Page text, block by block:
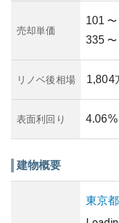
維持とリスク軽減に
ためには、管理組合
売却単価
101 〜
335 〜
リノベ後相場 1,804
表面利回り 4.06%
建物概要
東京都